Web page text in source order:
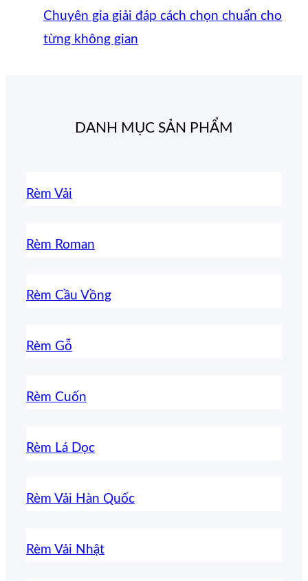
Chuyên gia giải đáp cách chọn chuẩn cho
từng không gian
DANH MỤC SẢN PHẨM
Rèm Vải
Rèm Roman
Rèm Cầu Vồng
Rèm Gỗ
Rèm Cuốn
Rèm Lá Dọc
Rèm Vải Hàn Quốc
Rèm Vải Nhật